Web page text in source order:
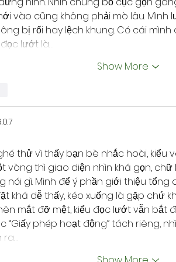
vào cũng không phải mò lâu. Mình
bị rối hay lệch khung. Có cái
lướt là…
Show More
thử vì thấy bạn bè nhắc hoài, kiểu
vòng thì giao diện nhìn khá gọn,
nói gì. Mình để ý phần giới thiệu
khá dễ thấy, kéo xuống là gặp chứ
mắt đỡ mệt, kiểu đọc lướt vẫn bắt
“Giấy phép hoạt động” tách riêng,
ra…